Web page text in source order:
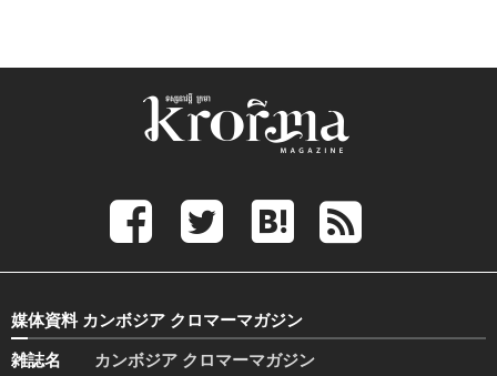
媒体資料 カンボジア クロマーマガジン
雑誌名
カンボジア クロマーマガジン